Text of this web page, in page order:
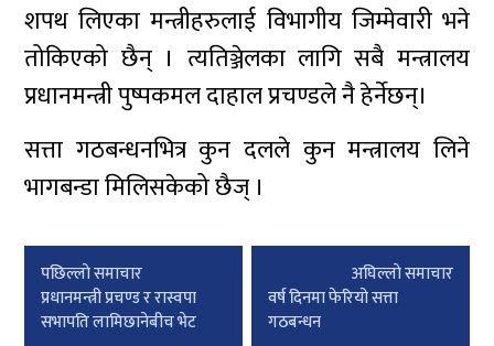
शपथ लिएका मन्त्रीहरुलाई विभागीय जिम्मेवारी भने
तोकिएको छैन् । त्यतिञ्जेलका लागि सबै मन्त्रालय
प्रधानमन्त्री पुष्पकमल दाहाल प्रचण्डले नै हेर्नेछन्।
सत्ता गठबन्धनभित्र कुन दलले कुन मन्त्रालय लिने
भागबन्डा मिलिसकेको छैज् ।
Post
navigation
पछिल्लाे समाचार
प्रधानमन्त्री प्रचण्ड र रास्वपा
सभापति लामिछानेबीच भेट
अघिल्लाे समाचार
वर्ष दिनमा फेरियो सत्ता
गठबन्धन